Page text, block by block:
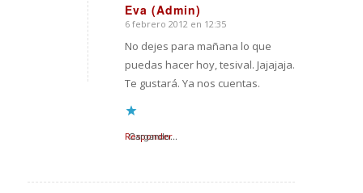
Eva (Admin)
Dice:
6 febrero 2012 en 12:35
No dejes para mañana lo que
puedas hacer hoy, tesival. Jajajaja.
Te gustará. Ya nos cuentas.
Cargando...
Responder